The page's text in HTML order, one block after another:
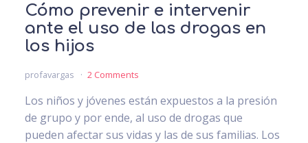
Cómo prevenir e intervenir
ante el uso de las drogas en
los hijos
profavargas 2 Comments
Los niños y jóvenes están expuestos a la presión
de grupo y por ende, al uso de drogas que
pueden afectar sus vidas y las de sus familias. Los